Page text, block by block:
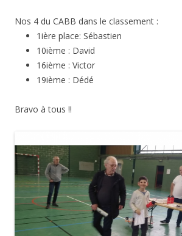
Nos 4 du CABB dans le classement :
1ière place: Sébastien
10ième : David
16ième : Victor
19ième : Dédé
Bravo à tous !!